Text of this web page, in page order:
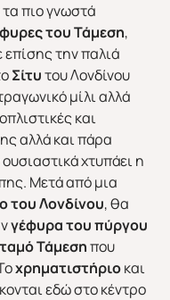
πιο γνωστά
τουΤάμεση,
την παλιά
Σίτυτου Λονδίνου
μίλι αλλά
και
αλλά και πάρα
χτυπάει η
Μετά από μια
του Λονδίνου, θα
γέφυρα του πύργου
Τάμεσηπου
χρηματιστήριοκαι
εδώ στο κέντρο